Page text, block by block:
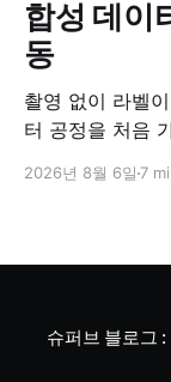
합성 데이
동
촬영 없이 라벨
터 공정을 처음
리했습니다.
2026년 8월 6일 7
슈퍼브 블로그